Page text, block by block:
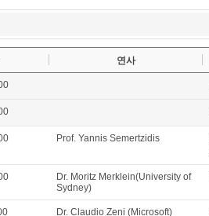
연사
Prof. Yannis Semertzidis
Dr. Moritz Merklein(University of
Sydney)
Dr. Claudio Zeni (Microsoft)